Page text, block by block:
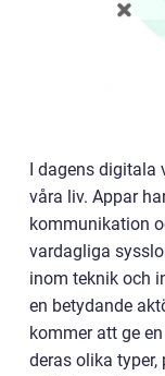
I dagens digitala
våra liv. Appar
kommunikation
vardagliga
inom teknik och
en betydande
kommer att ge
deras olika